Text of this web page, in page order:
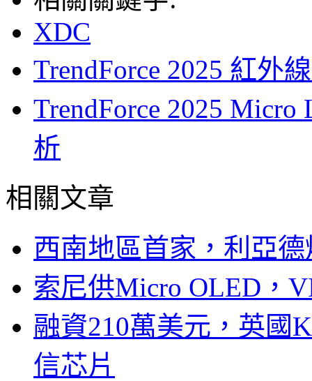
XDC
TrendForce 2025 紅外
TrendForce 2025
析
相關文章
西南地區首家，利亞
索尼供Micro OLED，
融資210萬美元，英國
信芯片